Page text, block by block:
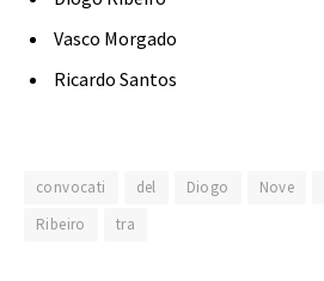
Vasco Morgado
Ricardo Santos
convocati del Diogo Nove
Ribeiro
tra